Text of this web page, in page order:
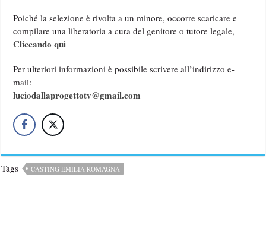
Poiché la selezione è rivolta a un minore, occorre scaricare e
compilare una liberatoria a cura del genitore o tutore legale,
Cliccando qui
Per ulteriori informazioni è possibile scrivere all’indirizzo e-
mail:
luciodallaprogettotv@gmail.com
Tags CASTING EMILIA ROMAGNA